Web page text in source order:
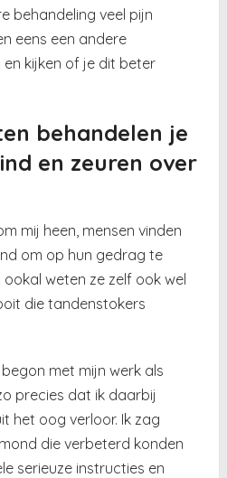
behandeling veel pijn
eens een andere
kijken of je dit beter
behandelen je
en zeuren over
mij heen, mensen vinden
om op hun gedrag te
weten ze zelf ook wel
die tandenstokers
met mijn werk als
precies dat ik daarbij
het oog verloor. Ik zag
die verbeterd konden
serieuze instructies en